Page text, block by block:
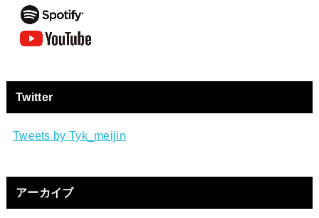
Twitter
Tweets by Tyk_meijin
アーカイブ